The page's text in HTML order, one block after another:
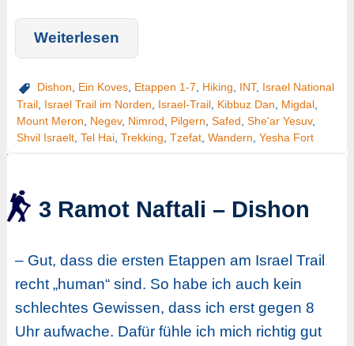
Weiterlesen
Dishon Ein Koves, Etappen 1-7 Hiking INT, Israel National
Trail, Israel Trail im Norden, Israel-Trail, Kibbuz Dan, Migdal,
Mount Meron, Negev, Nimrod, Pilgern, Safed, She'ar Yesuv,
Shvil Israelt, Tel Hai, Trekking, Tzefat, Wandern, Yesha Fort
3 Ramot Naftali – Dishon
– Gut, dass die ersten Etappen am Israel Trail
recht „human“ sind. So habe ich auch kein
schlechtes Gewissen, dass ich erst gegen 8
Uhr aufwache. Dafür fühle ich mich richtig gut